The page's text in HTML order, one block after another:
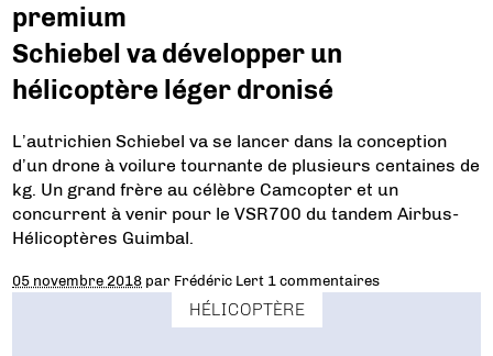
premium
Schiebel va développer un
hélicoptère léger dronisé
L’autrichien Schiebel va se lancer dans la conception
d’un drone à voilure tournante de plusieurs centaines de
kg. Un grand frère au célèbre Camcopter et un
concurrent à venir pour le VSR700 du tandem Airbus-
Hélicoptères Guimbal.
05 novembre 2018 par Frédéric Lert 1 commentaires
HÉLICOPTÈRE